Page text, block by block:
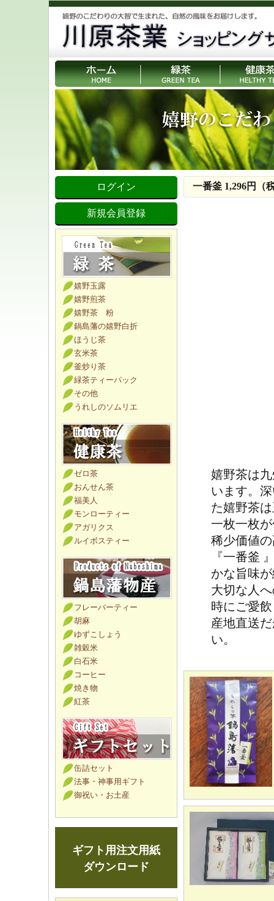
ログイン
新規会員登録
嬉野玉露
嬉野煎茶
嬉野茶 粉
鍋島藩の嬉野白折
ほうじ茶
玄米茶
釜炒り茶
緑茶ティーパック
その他
うれしのソムリエ
ゼロ茶
おんせん茶
福美人
モンローティー
アガリクス
ルイボスティー
フレーバーティー
胡麻
ゆずこしょう
雑穀米
白石米
コーヒー
焼き物
紅茶
缶詰セット
法事・神事用ギフト
御祝い・お土産
ギフト用注文用紙
ダウンロード
一番釜 1,296円（
嬉野茶は
います。
た嬉野茶
一枚一枚
稀少価値
『一番釜
かな旨味
大切な人
時にご愛
産地直送
い。